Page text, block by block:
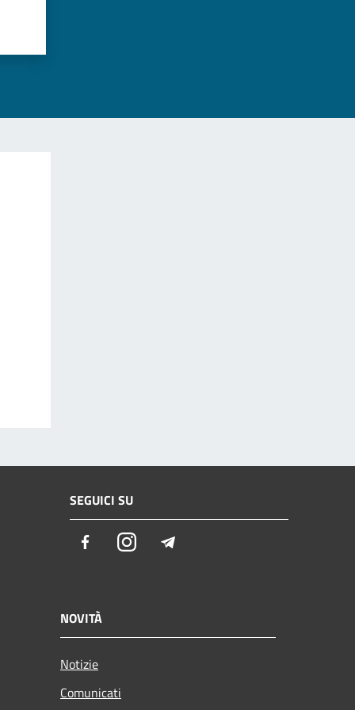
SEGUICI SU
FacebookInstagram
NOVITÀ
Notizie
Comunicati